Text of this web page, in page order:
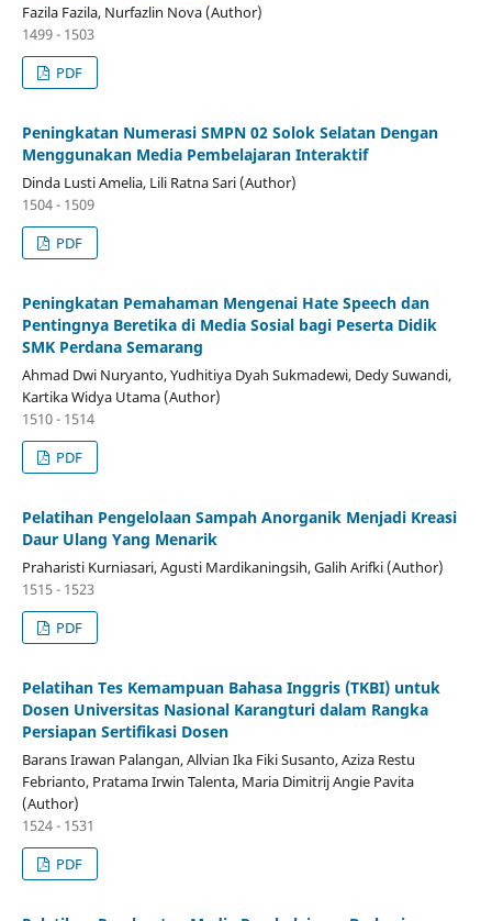
Fazila Fazila, Nurfazlin Nova (Author)
1499 - 1503
PDF
Peningkatan Numerasi SMPN 02 Solok Selatan Dengan
Menggunakan Media Pembelajaran Interaktif
Dinda Lusti Amelia, Lili Ratna Sari (Author)
1504 - 1509
PDF
Peningkatan Pemahaman Mengenai Hate Speech dan
Pentingnya Beretika di Media Sosial bagi Peserta Didik
SMK Perdana Semarang
Ahmad Dwi Nuryanto, Yudhitiya Dyah Sukmadewi, Dedy Suwandi,
Kartika Widya Utama (Author)
1510 - 1514
PDF
Pelatihan Pengelolaan Sampah Anorganik Menjadi Kreasi
Daur Ulang Yang Menarik
Praharisti Kurniasari, Agusti Mardikaningsih, Galih Arifki (Author)
1515 - 1523
PDF
Pelatihan Tes Kemampuan Bahasa Inggris (TKBI) untuk
Dosen Universitas Nasional Karangturi dalam Rangka
Persiapan Sertifikasi Dosen
Barans Irawan Palangan, Allvian Ika Fiki Susanto, Aziza Restu
Febrianto, Pratama Irwin Talenta, Maria Dimitrij Angie Pavita
(Author)
1524 - 1531
PDF